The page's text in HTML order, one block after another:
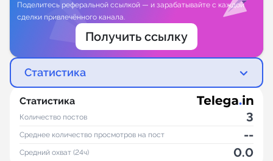
Поделитесь реферальной ссылкой — и зарабатывайте с каждой
сделки привлечённого канала.
Получить ссылку
Статистика
Статистика
Количество постов 3
Среднее количество просмотров на пост --
Средний охват (24ч) 0.0